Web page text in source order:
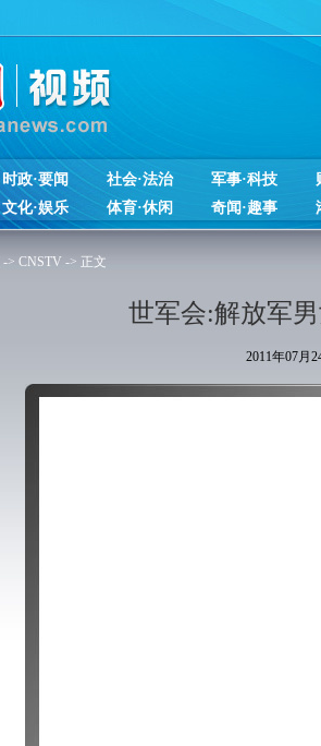
时政·要闻 社会·法治 军事·科技
文化·娱乐
体育·休闲 奇闻·趣事
-> CNSTV -> 正文
世军会:解放军
2011年07月